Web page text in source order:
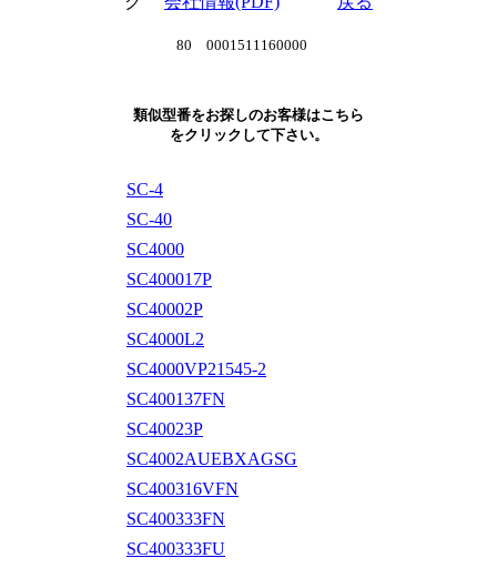
80 0001511160000
類似型番をお探しのお客様はこちら
をクリックして下さい。
SC-4
SC-40
SC4000
SC400017P
SC40002P
SC4000L2
SC4000VP21545-2
SC400137FN
SC40023P
SC4002AUEBXAGSG
SC400316VFN
SC400333FN
SC400333FU